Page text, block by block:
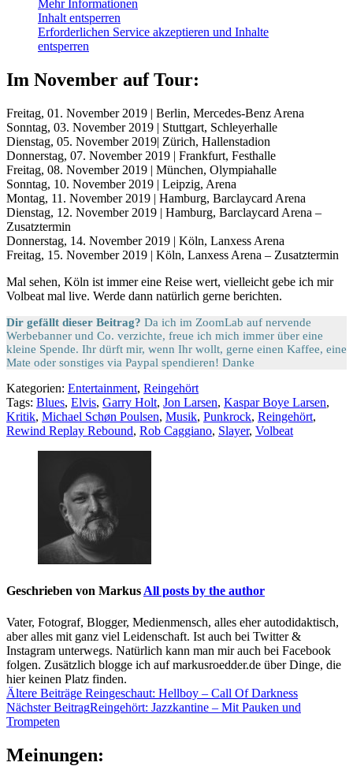
Mehr Informationen
Inhalt entsperren
Erforderlichen Service akzeptieren und Inhalte
entsperren
Im November auf Tour:
Freitag, 01. November 2019 | Berlin, Mercedes-Benz Arena
Sonntag, 03. November 2019 | Stuttgart, Schleyerhalle
Dienstag, 05. November 2019| Zürich, Hallenstadion
Donnerstag, 07. November 2019 | Frankfurt, Festhalle
Freitag, 08. November 2019 | München, Olympiahalle
Sonntag, 10. November 2019 | Leipzig, Arena
Montag, 11. November 2019 | Hamburg, Barclaycard Arena
Dienstag, 12. November 2019 | Hamburg, Barclaycard Arena –
Zusatztermin
Donnerstag, 14. November 2019 | Köln, Lanxess Arena
Freitag, 15. November 2019 | Köln, Lanxess Arena – Zusatztermin
Mal sehen, Köln ist immer eine Reise wert, vielleicht gebe ich mir
Volbeat mal live. Werde dann natürlich gerne berichten.
Dir gefällt dieser Beitrag? Da ich im ZoomLab auf nervende
Werbebanner und Co. verzichte, freue ich mich immer über eine
kleine Spende. Ihr dürft mir, wenn Ihr wollt, gerne einen Kaffee, eine
Mate oder sonstiges via Paypal spendieren! Danke
Kategorien: Entertainment, Reingehört
Tags: Blues, Elvis, Garry Holt, Jon Larsen, Kaspar Boye Larsen,
Kritik, Michael Schøn Poulsen, Musik, Punkrock, Reingehört,
Rewind Replay Rebound, Rob Caggiano, Slayer, Volbeat
Geschrieben von Markus All posts by the author
Vater, Fotograf, Blogger, Medienmensch, alles eher autodidaktisch,
aber alles mit ganz viel Leidenschaft. Ist auch bei Twitter &
Instagram unterwegs. Natürlich kann man mir auch bei Facebook
folgen. Zusätzlich blogge ich auf markusroedder.de über Dinge, die
hier keinen Platz finden.
Beitragsnavigation
Ältere Beiträge Reingeschaut: Hellboy – Call Of Darkness
Nächster BeitragReingehört: Jazzkantine – Mit Pauken und
Trompeten
Meinungen: